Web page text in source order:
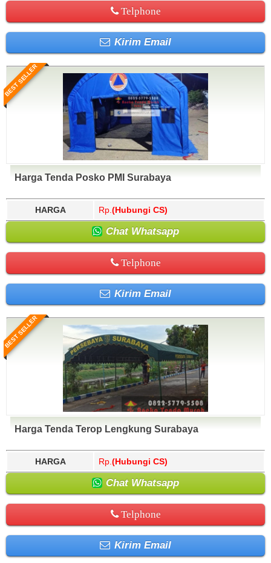
Telphone
Kirim Email
BEST SELLER
Harga Tenda Posko PMI Surabaya
HARGA Rp. (Hubungi CS)
Chat Whatsapp
Telphone
Kirim Email
BEST SELLER
Harga Tenda Terop Lengkung Surabaya
HARGA Rp. (Hubungi CS)
Chat Whatsapp
Telphone
Kirim Email